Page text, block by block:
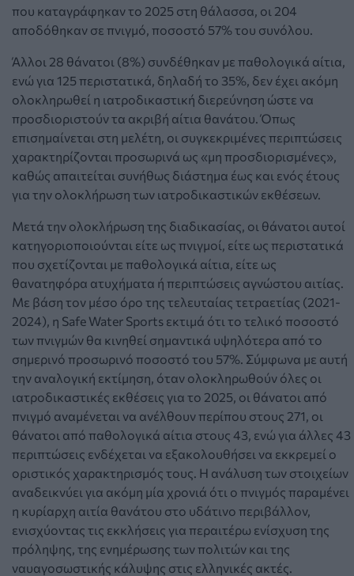
που καταγράφηκαν το 2025 στη θάλασσα, οι 204
αποδόθηκαν σε πνιγμό, ποσοστό 57% του συνόλου.
Άλλοι 28 θάνατοι (8%) συνδέθηκαν με παθολογικά αίτια,
ενώ για 125 περιστατικά, δηλαδή το 35%, δεν έχει ακόμη
ολοκληρωθεί η ιατροδικαστική διερεύνηση ώστε να
προσδιοριστούν τα ακριβή αίτια θανάτου. Όπως
επισημαίνεται στη μελέτη, οι συγκεκριμένες περιπτώσεις
χαρακτηρίζονται προσωρινά ως «μη προσδιορισμένες»,
καθώς απαιτείται συνήθως διάστημα έως και ενός έτους
για την ολοκλήρωση των ιατροδικαστικών εκθέσεων.
Μετά την ολοκλήρωση της διαδικασίας, οι θάνατοι αυτοί
κατηγοριοποιούνται είτε ως πνιγμοί, είτε ως περιστατικά
που σχετίζονται με παθολογικά αίτια, είτε ως
θανατηφόρα ατυχήματα ή περιπτώσεις αγνώστου αιτίας.
Με βάση τον μέσο όρο της τελευταίας τετραετίας (2021-
2024), η Safe Water Sports εκτιμά ότι το τελικό ποσοστό
των πνιγμών θα κινηθεί σημαντικά υψηλότερα από το
σημερινό προσωρινό ποσοστό του 57%. Σύμφωνα με αυτή
την αναλογική εκτίμηση, όταν ολοκληρωθούν όλες οι
ιατροδικαστικές εκθέσεις για το 2025, οι θάνατοι από
πνιγμό αναμένεται να ανέλθουν περίπου στους 271, οι
θάνατοι από παθολογικά αίτια στους 43, ενώ για άλλες 43
περιπτώσεις ενδέχεται να εξακολουθήσει να εκκρεμεί ο
οριστικός χαρακτηρισμός τους. Η ανάλυση των στοιχείων
αναδεικνύει για ακόμη μία χρονιά ότι ο πνιγμός παραμένει
η κυρίαρχη αιτία θανάτου στο υδάτινο περιβάλλον,
ενισχύοντας τις εκκλήσεις για περαιτέρω ενίσχυση της
πρόληψης, της ενημέρωσης των πολιτών και της
ναυαγοσωστικής κάλυψης στις ελληνικές ακτές.